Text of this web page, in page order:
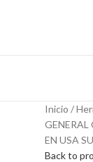
Inicio
EN USA
Back to